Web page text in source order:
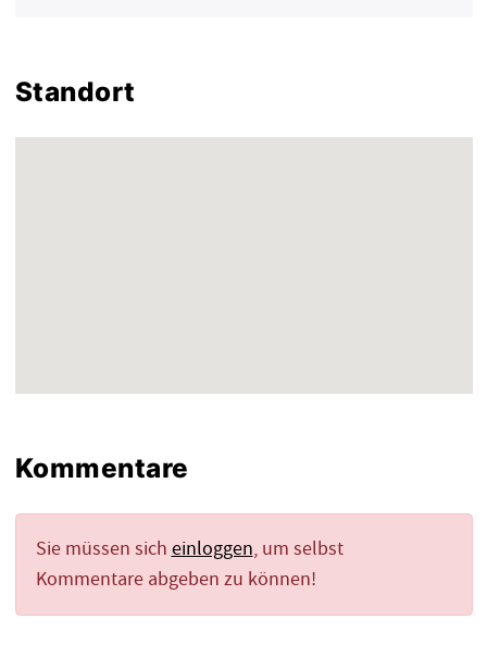
Standort
Kommentare
Sie müssen sich einloggen, um selbst
Kommentare abgeben zu können!